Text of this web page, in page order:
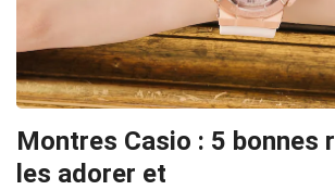
Montres Casio : 5 bonnes
les adorer et